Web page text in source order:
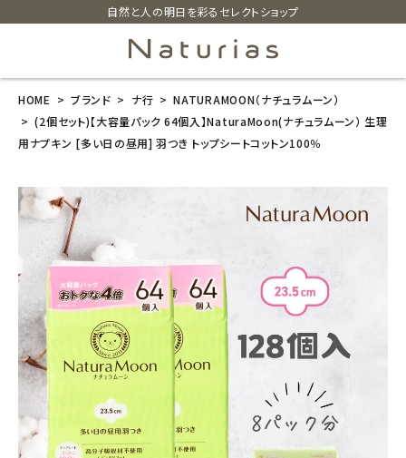
自然と人の明日を彩るセレクトショップ
search
(2個セット)【大
容量パック 64
個入】NaturaM
oon(ナチュラ
ムーン） 生理
い日の昼用]
羽つき トップシ
HOME ブランド ナ行
NATURAMOON（ナチュラムーン）
(2個セット)【大容量パック 64個入】NaturaMoon(ナチュラムーン） 生理
用ナプキン [多い日の昼用] 羽つき トップシートコットン100％